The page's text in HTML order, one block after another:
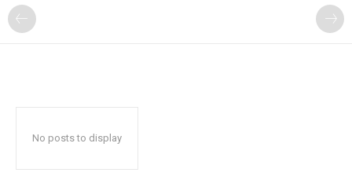
No posts to display